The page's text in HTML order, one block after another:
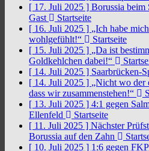
[ 17. Juli 2025 ] Borussia beim
Gast
Startseite
[ 16. Juli 2025 ] „Ich habe
wohlgefühlt!“
Startseite
[ 15. Juli 2025 ] „Da ist
Goldkehlchen dabei!“
[ 14. Juli 2025 ] Saarbrücken-
[ 14. Juli 2025 ] „Nicht wo der
dass wir zusammenstehen!“
[ 13. Juli 2025 ] 4:1 gegen
Ellenfeld
Startseite
[ 11. Juli 2025 ] Nächster
Borussia auf den Zahn
[ 10. Juli 2025 ] 1:6 gegen